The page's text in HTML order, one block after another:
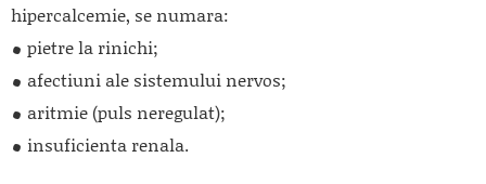
hipercalcemie, se numara:
pietre la rinichi;
afectiuni ale sistemului nervos;
aritmie (puls neregulat);
insuficienta renala.